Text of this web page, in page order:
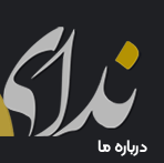
درباره ما